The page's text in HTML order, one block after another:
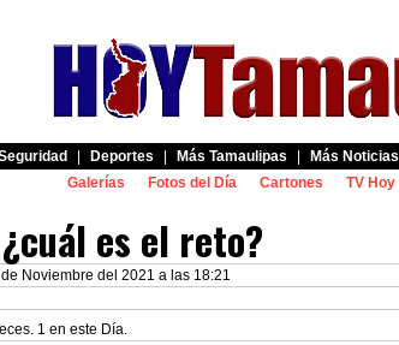
Deportes Más Tamaulipas Más Noticias
Galerías
Fotos del Día Cartones TV Hoy
es el reto?
Noviembre del 2021 a las 18:21
1 en este Día.